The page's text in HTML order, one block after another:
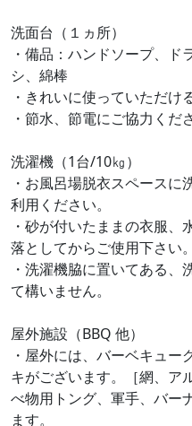
洗⾯台（１ヵ所）
・備品：ハンドソープ、ド
シ、綿棒
・きれいに使っていただけ
・節水、節電にご協⼒くだ
洗濯機（1台/10㎏）
・お風呂場脱⾐スペース
利用ください。
・砂が付いたままの⾐服
落としてからご使用下さい
・洗濯機脇に置いてある
て構いません。
屋外施設（BBQ 他）
・屋外には、バーベキュー
キがございます。［網、ア
べ物用トング、軍手、バー
ます。